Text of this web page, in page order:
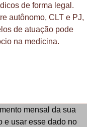
de forma legal.
autônomo, CLT e PJ,
de atuação pode
na medicina.